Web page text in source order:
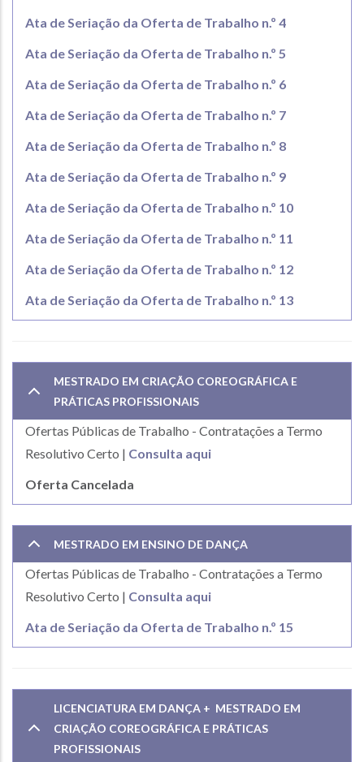
Ata de Seriação da Oferta de Trabalho n.º 4
Ata de Seriação da Oferta de Trabalho n.º 5
Ata de Seriação da Oferta de Trabalho n.º 6
Ata de Seriação da Oferta de Trabalho n.º 7
Ata de Seriação da Oferta de Trabalho n.º 8
Ata de Seriação da Oferta de Trabalho n.º 9
Ata de Seriação da Oferta de Trabalho n.º 10
Ata de Seriação da Oferta de Trabalho n.º 11
Ata de Seriação da Oferta de Trabalho n.º 12
Ata de Seriação da Oferta de Trabalho n.º 13
MESTRADO EM CRIAÇÃO COREOGRÁFICA E
PRÁTICAS PROFISSIONAIS
Ofertas Públicas de Trabalho - Contratações a Termo
Resolutivo Certo | Consulta aqui
Oferta Cancelada
MESTRADO EM ENSINO DE DANÇA
Ofertas Públicas de Trabalho - Contratações a Termo
Resolutivo Certo | Consulta aqui
Ata de Seriação da Oferta de Trabalho n.º 15
LICENCIATURA EM DANÇA + MESTRADO EM
CRIAÇÃO COREOGRÁFICA E PRÁTICAS
PROFISSIONAIS